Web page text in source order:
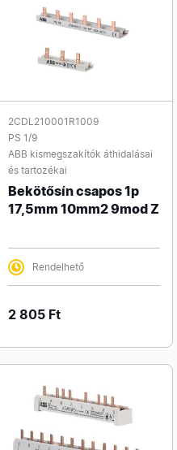
2CDL210001R1009
PS 1/9
ABB kismegszakítók áthidalásai
és tartozékai
Bekötősín csapos 1p
17,5mm 10mm2 9mod Z
Rendelhető
2 805 Ft